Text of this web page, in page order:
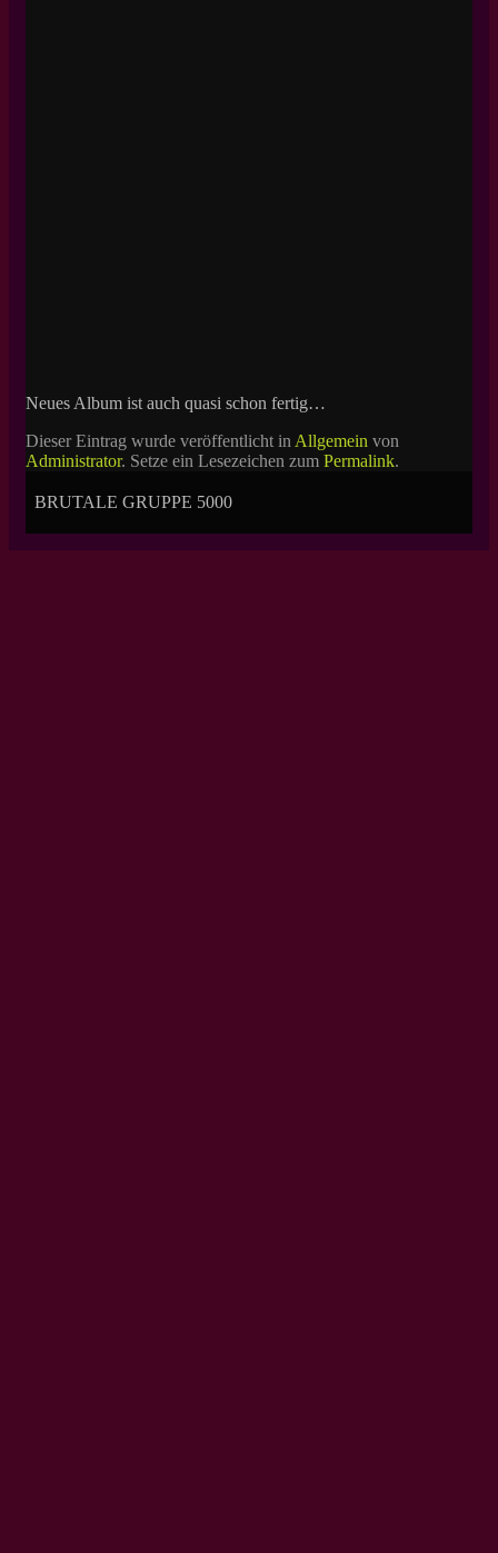
Neues Album ist auch quasi schon fertig…
Dieser Eintrag wurde veröffentlicht in Allgemein von
Administrator. Setze ein Lesezeichen zum Permalink.
BRUTALE GRUPPE 5000